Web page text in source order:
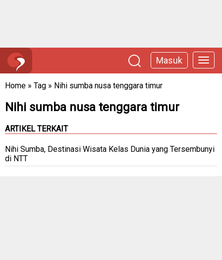
Masuk
Home » Tag » Nihi sumba nusa tenggara timur
Nihi sumba nusa tenggara timur
ARTIKEL TERKAIT
Nihi Sumba, Destinasi Wisata Kelas Dunia yang Tersembunyi
di NTT